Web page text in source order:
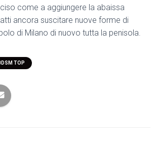
come a aggiungere la abaissa
ancora suscitare nuove forme di
di Milano di nuovo tutta la penisola.
TOP